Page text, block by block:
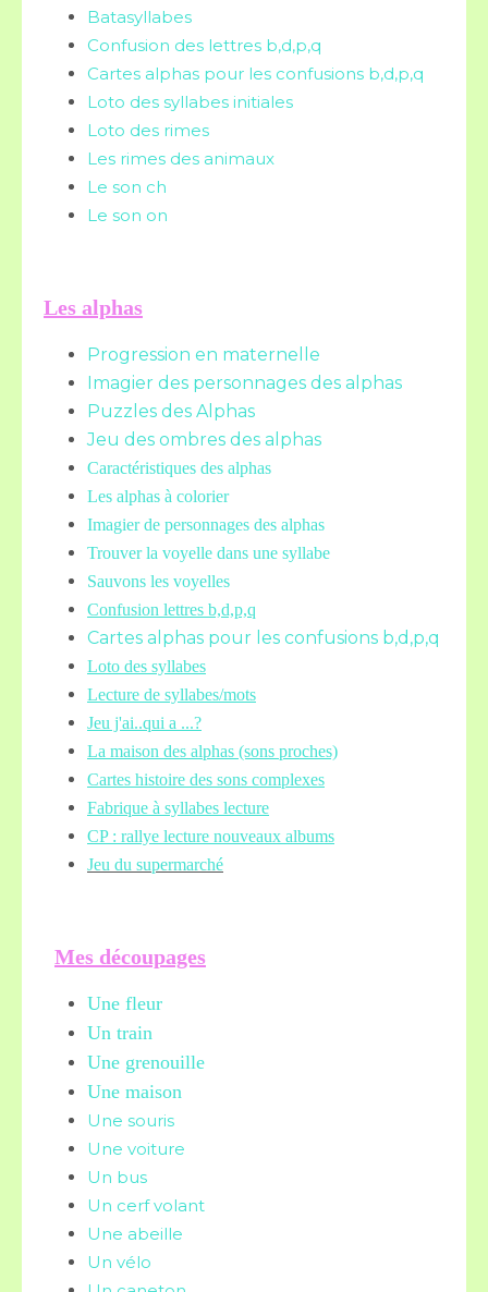
Batasyllabes
Confusion des lettres b,d,p,q
Cartes alphas pour les confusions b,d,p,q
Loto des syllabes initiales
Loto des rimes
Les rimes des animaux
Le son ch
Le son on
Les alphas
Progression en maternelle
Imagier des personnages des alphas
Puzzles des Alphas
Jeu des ombres des alphas
Caractéristiques des alphas
Les alphas à colorier
Imagier de personnages des alphas
Trouver la voyelle dans une syllabe
Sauvons les voyelles
Confusion lettres b,d,p,q
Cartes alphas pour les confusions b,d,p,q
Loto des syllabes
Lecture de syllabes/mots
Jeu j'ai..qui a ...?
La maison des alphas (sons proches)
Cartes histoire des sons complexes
Fabrique à syllabes lecture
CP : rallye lecture nouveaux albums
Jeu du supermarché
Mes découpages
Une fleur
Un train
Une grenouille
Une maison
Une souris
Une voiture
Un bus
Un cerf volant
Une abeille
Un vélo